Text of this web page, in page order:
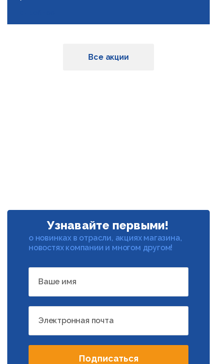
Все акции
Узнавайте первыми!
о новинках в отрасли, акциях магазина,
новостях компании и многом другом!
Ваше имя
Электронная почта
Подписаться